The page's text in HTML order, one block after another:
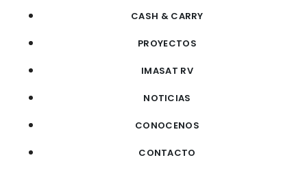
CASH & CARRY
PROYECTOS
IMASAT RV
NOTICIAS
CONOCENOS
CONTACTO